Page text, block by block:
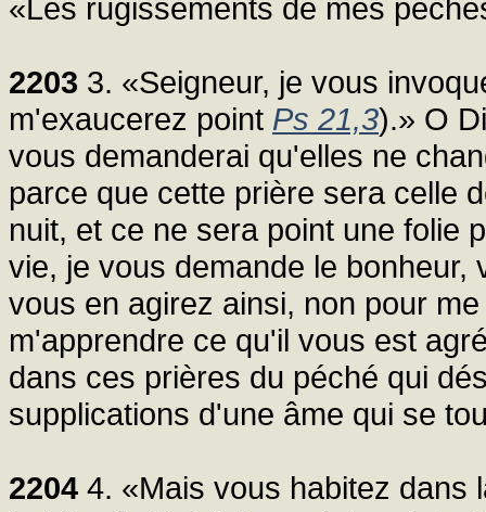
«Les rugissements de mes
2203 3. «Seigneur, je vous
m'exaucerez point Ps 21,3).» O
vous demanderai qu'elles ne
parce que cette prière sera celle
nuit, et ce ne sera point une folie
vie, je vous demande le
vous en agirez ainsi, non pour
m'apprendre ce qu'il vous est
dans ces prières du péché qui
supplications d'une âme qui se
2204 4. «Mais vous habitez dans